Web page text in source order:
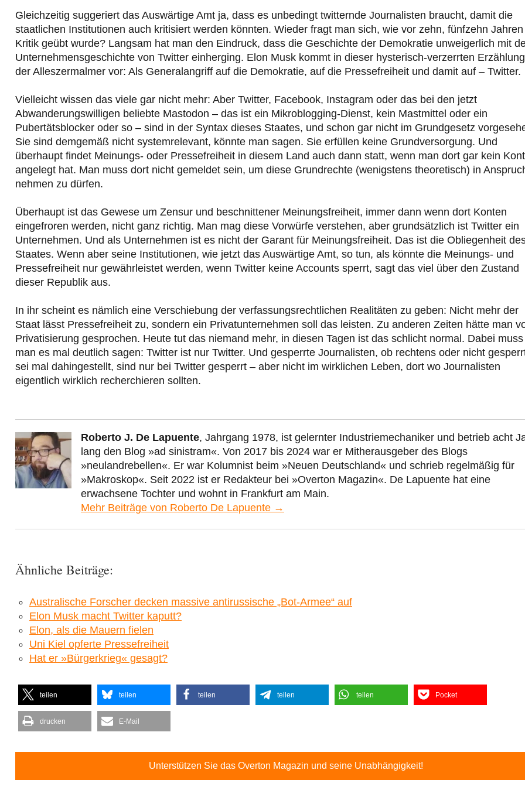
Gleichzeitig suggeriert das Auswärtige Amt ja, dass es unbedingt twitternde Journalisten braucht, damit die
staatlichen Institutionen auch kritisiert werden könnten. Wieder fragt man sich, wie vor zehn, fünfzehn Jahren
Kritik geübt wurde? Langsam hat man den Eindruck, dass die Geschichte der Demokratie unweigerlich mit
Unternehmensgeschichte von Twitter einherging. Elon Musk kommt in dieser hysterisch-verzerrten
der Alleszermalmer vor: Als Generalangriff auf die Demokratie, auf die Pressefreiheit und damit auf – Twitter.
Vielleicht wissen das viele gar nicht mehr: Aber Twitter, Facebook, Instagram oder das bei den jetzt
Abwanderungswilligen beliebte Mastodon – das ist ein Mikroblogging-Dienst, kein Mastmittel oder ein
Pubertätsblocker oder so – sind in der Syntax dieses Staates, und schon gar nicht im Grundgesetz
Sie sind demgemäß nicht systemrelevant, könnte man sagen. Sie erfüllen keine Grundversorgung. Und
überhaupt findet Meinungs- oder Pressefreiheit in diesem Land auch dann statt, wenn man dort gar kein
angelegt hat. Man muss dort nicht gemeldet sein, um diese Grundrechte (wenigstens theoretisch) in
nehmen zu dürfen.
Überhaupt ist das Gewese um Zensur und beschnittener Meinungsfreiheit, immer dann wenn dort Konten
eingefroren werden, nicht ganz richtig. Man mag diese Vorwürfe verstehen, aber grundsätzlich ist Twitter ein
Unternehmen. Und als Unternehmen ist es nicht der Garant für Meinungsfreiheit. Das ist die Obliegenheit
Staates. Wenn aber seine Institutionen, wie jetzt das Auswärtige Amt, so tun, als könnte die Meinungs- und
Pressefreiheit nur gewährleistet werden, wenn Twitter keine Accounts sperrt, sagt das viel über den Zustand
dieser Republik aus.
In ihr scheint es nämlich eine Verschiebung der verfassungsrechtlichen Realitäten zu geben: Nicht mehr der
Staat lässt Pressefreiheit zu, sondern ein Privatunternehmen soll das leisten. Zu anderen Zeiten hätte man
Privatisierung gesprochen. Heute tut das niemand mehr, in diesen Tagen ist das schlicht normal. Dabei muss
man es mal deutlich sagen: Twitter ist nur Twitter. Und gesperrte Journalisten, ob rechtens oder nicht
sei mal dahingestellt, sind nur bei Twitter gesperrt – aber nicht im wirklichen Leben, dort wo Journalisten
eigentlich wirklich recherchieren sollten.
Roberto J. De Lapuente, Jahrgang 1978, ist gelernter Industriemechaniker und betrieb acht
lang den Blog »ad sinistram«. Von 2017 bis 2024 war er Mitherausgeber des Blogs
»neulandrebellen«. Er war Kolumnist beim »Neuen Deutschland« und schrieb regelmäßig für
»Makroskop«. Seit 2022 ist er Redakteur bei »Overton Magazin«. De Lapuente hat eine
erwachsene Tochter und wohnt in Frankfurt am Main.
Mehr Beiträge von Roberto De Lapuente →
Ähnliche Beiträge:
Australische Forscher decken massive antirussische „Bot-Armee“ auf
Elon Musk macht Twitter kaputt?
Elon, als die Mauern fielen
Uni Kiel opferte Pressefreiheit
Hat er »Bürgerkrieg« gesagt?
teilen teilen teilen teilen teilen Pocket
drucken E-Mail
Unterstützen Sie das Overton Magazin und seine Unabhängigkeit!